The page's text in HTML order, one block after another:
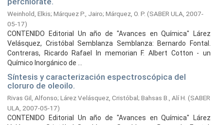
Weinhold, Elkis; Márquez P., Jairo; Márquez, O. P. (SABER ULA, 2007-
05-17)
CONTENIDO Editorial Un año de "Avances en Química" Lárez
Velásquez, Cristóbal Semblanza Semblanza: Bernardo Fontal.
Contreras, Ricardo Rafael In memorian F. Albert Cotton - un
Químico Inorgánico de ...
Síntesis y caracterización espectroscópica del
cloruro de oleoilo.
Rivas Gil, Alfonso; Lárez Velásquez, Cristóbal; Bahsas B., Alí H. (SABER
ULA, 2007-05-17)
CONTENIDO Editorial Un año de "Avances en Química" Lárez